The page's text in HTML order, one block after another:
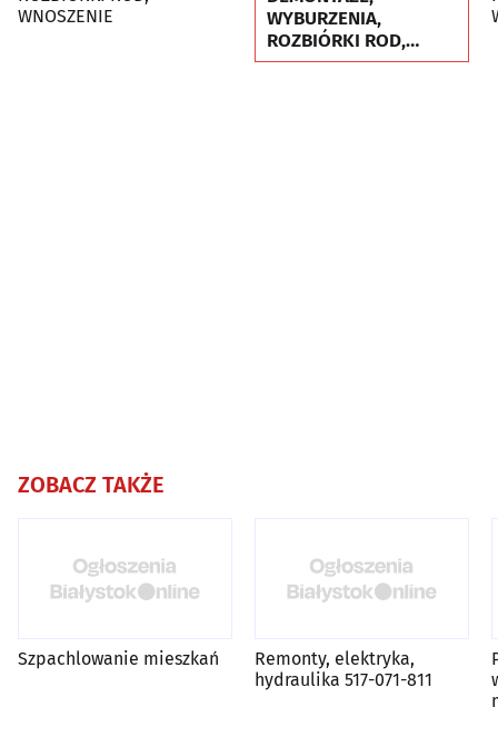
WNOSZENIE
WYBURZENIA,
ROZBIÓRKI ROD,
WNOSZENIE
ZOBACZ TAKŻE
Szpachlowanie mieszkań
Remonty, elektryka,
hydraulika 517-071-811